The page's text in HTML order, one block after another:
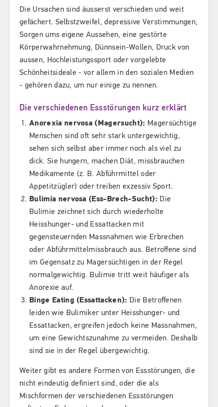
Die Ursachen sind äusserst verschieden und weit
gefächert. Selbstzweifel, depressive Verstimmungen,
Sorgen ums eigene Aussehen, eine gestörte
Körperwahrnehmung, Dünnsein-Wollen, Druck von
aussen, Hochleistungssport oder vorgelebte
Schönheitsideale - vor allem in den sozialen Medien
- gehören dazu, um nur einige zu nennen.
Die verschiedenen Essstörungen kurz erklärt
Anorexia nervosa (Magersucht): Magersüchtige
Menschen sind oft sehr stark untergewichtig,
sehen sich selbst aber immer noch als viel zu
dick. Sie hungern, machen Diät, missbrauchen
Medikamente (z. B. Abführmittel oder
Appetitzügler) oder treiben exzessiv Sport.
Bulimia nervosa (Ess-Brech-Sucht): Die
Bulimie zeichnet sich durch wiederholte
Heisshunger- und Essattacken mit
gegensteuernden Massnahmen wie Erbrechen
oder Abführmittelmissbrauch aus. Betroffene sind
im Gegensatz zu Magersüchtigen in der Regel
normalgewichtig. Bulimie tritt weit häufiger als
Anorexie auf.
Binge Eating (Essattacken): Die Betroffenen
leiden wie Bulimiker unter Heisshunger- und
Essattacken, ergreifen jedoch keine Massnahmen,
um eine Gewichtszunahme zu vermeiden. Deshalb
sind sie in der Regel übergewichtig.
Weiter gibt es andere Formen von Essstörungen, die
nicht eindeutig definiert sind, oder die als
Mischformen der verschiedenen Essstörungen